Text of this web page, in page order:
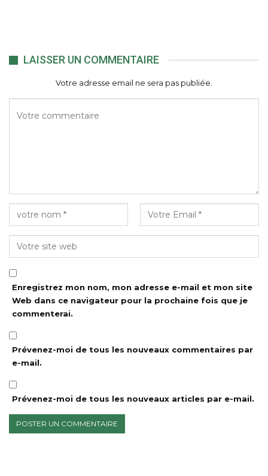
LAISSER UN COMMENTAIRE
Votre adresse email ne sera pas publiée.
Enregistrez mon nom, mon adresse e-mail et mon site
Web dans ce navigateur pour la prochaine fois que je
commenterai.
Prévenez-moi de tous les nouveaux commentaires par
e-mail.
Prévenez-moi de tous les nouveaux articles par e-mail.